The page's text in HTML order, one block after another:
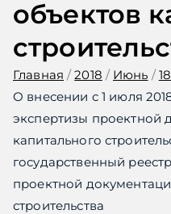
объектов
Главная 2018 Июнь
18
О внесении с 1 июля
экспертизы проектной
капитального
государственный
проектной
строительства